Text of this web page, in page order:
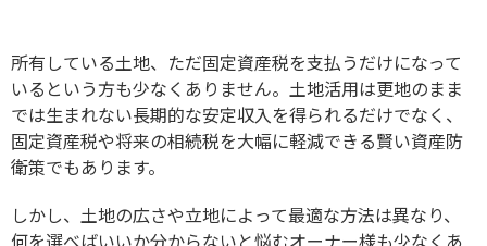
所有している土地、ただ固定資産税を支払うだけになって
いるという方も少なくありません。土地活用は更地のまま
では生まれない長期的な安定収入を得られるだけでなく、
固定資産税や将来の相続税を大幅に軽減できる賢い資産防
衛策でもあります。
しかし、土地の広さや立地によって最適な方法は異なり、
何を選べばいいか分からないと悩むオーナー様も少なくあ